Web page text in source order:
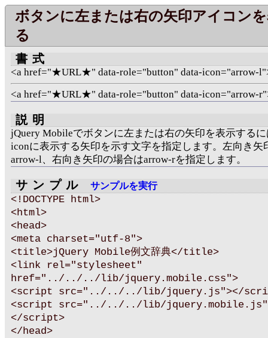
ボタンに左または右の矢印アイコン
る
書式
<a href="★URL★" data-role="button" data-icon="arrow-
<a href="★URL★" data-role="button" data-icon="arrow-
説明
jQuery Mobileでボタンに左または右の矢印を表示するに
iconに表示する矢印を示す文字を指定します。左向き矢
arrow-l、右向き矢印の場合はarrow-rを指定します。
サンプル サンプルを実行
<!DOCTYPE html>
<html>
<head>
<meta charset="utf-8">
<title>jQuery Mobile例文辞典</title>
<link rel="stylesheet"
href="../../../lib/jquery.mobile.css">
<script src="../../../lib/jquery.js"></
<script src="../../../lib/
</script>
</head>